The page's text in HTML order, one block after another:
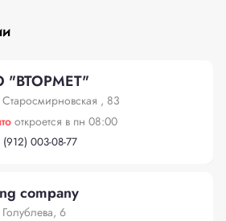
, 83
откроется в пн 08:00
(912) 003-08-77
company
6